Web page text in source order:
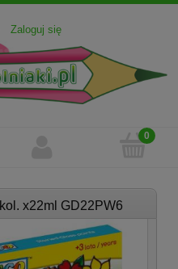
Zaloguj się
x22ml GD22PW6